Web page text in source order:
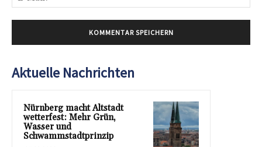
Aktuelle Nachrichten
Nürnberg macht Altstadt
wetterfest: Mehr Grün,
Wasser und
Schwammstadtprinzip